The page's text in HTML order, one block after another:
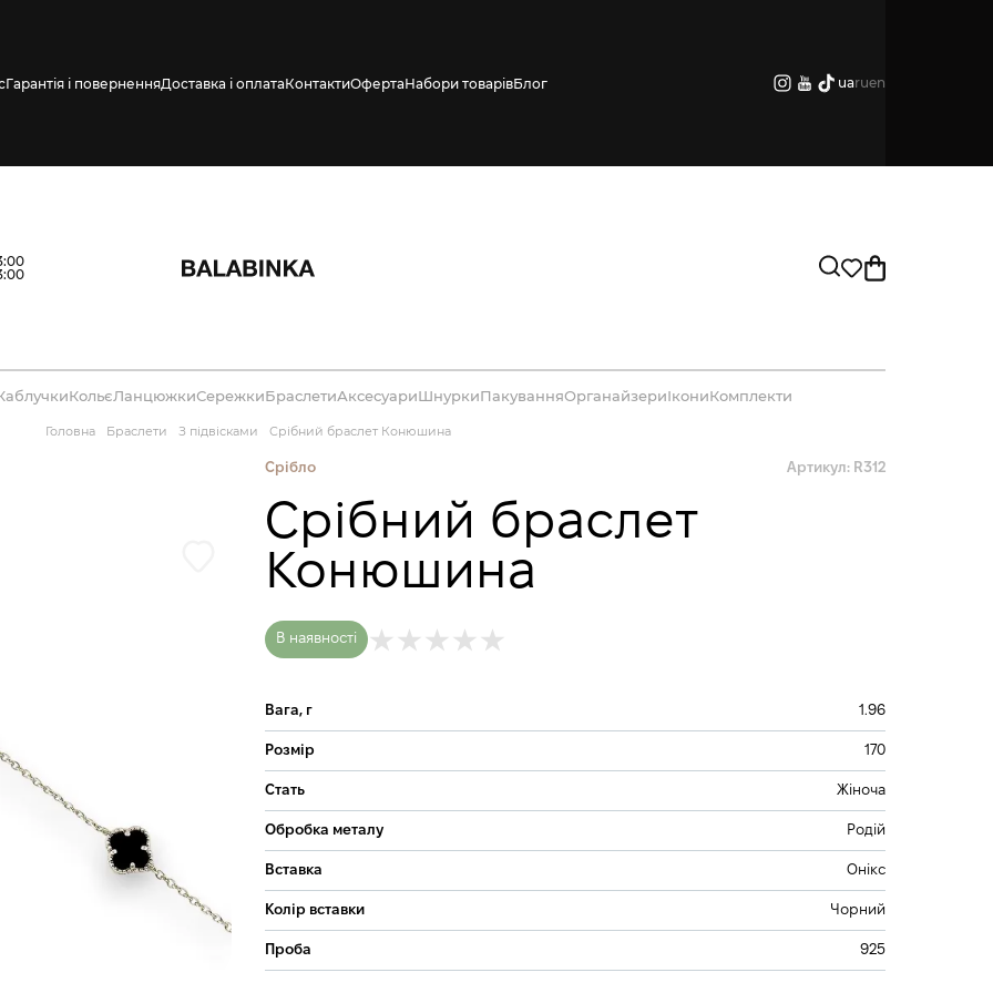
Гарантія і поверненняДоставка і оплатаКонтактиОфертаНабори товарівБлог uaruen
КольєЛанцюжкиСережкиБраслетиАксесуариШнуркиПакуванняОрганайзериІкониКомплекти
Головна Браслети З підвісками Срібний браслет Конюшина
Срібло Артикул: R312
Срібний браслет
Конюшина
В наявності
Вага, г 1.96
Розмір 170
Стать Жіноча
Обробка металу Родій
Вставка Онікс
Колір вставки Чорний
Проба 925